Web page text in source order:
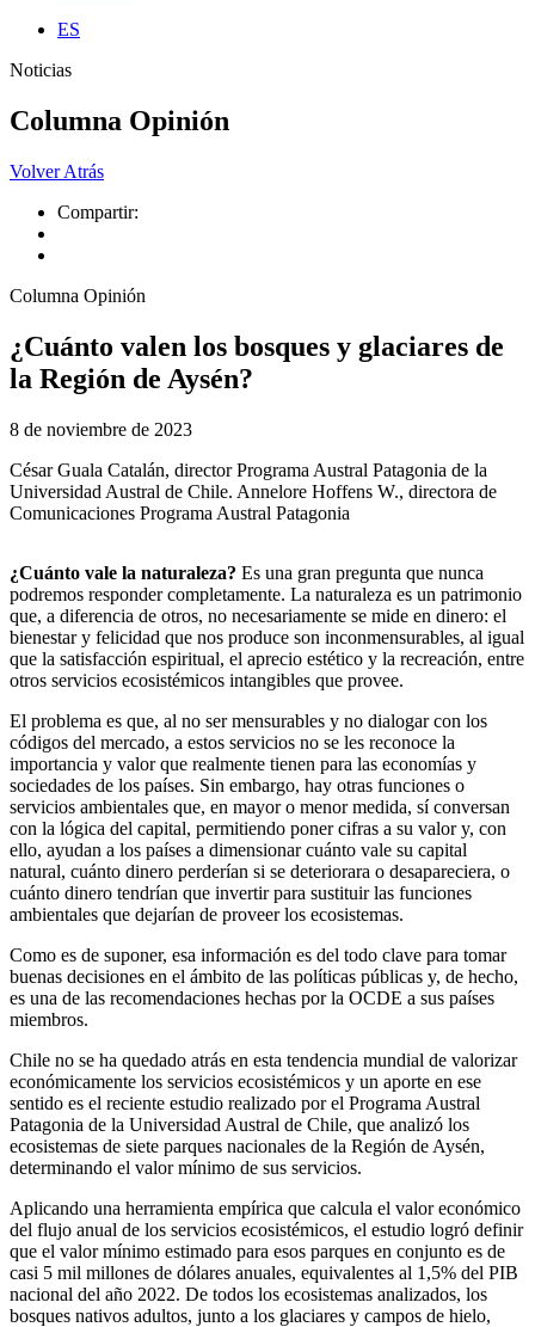
ES
Noticias
Columna Opinión
Volver Atrás
Compartir:
Columna Opinión
¿Cuánto valen los bosques y glaciares de
la Región de Aysén?
8 de noviembre de 2023
César Guala Catalán, director Programa Austral Patagonia de la
Universidad Austral de Chile. Annelore Hoffens W., directora de
Comunicaciones Programa Austral Patagonia
¿Cuánto vale la naturaleza? Es una gran pregunta que nunca
podremos responder completamente. La naturaleza es un patrimonio
que, a diferencia de otros, no necesariamente se mide en dinero: el
bienestar y felicidad que nos produce son inconmensurables, al igual
que la satisfacción espiritual, el aprecio estético y la recreación, entre
otros servicios ecosistémicos intangibles que provee.
El problema es que, al no ser mensurables y no dialogar con los
códigos del mercado, a estos servicios no se les reconoce la
importancia y valor que realmente tienen para las economías y
sociedades de los países. Sin embargo, hay otras funciones o
servicios ambientales que, en mayor o menor medida, sí conversan
con la lógica del capital, permitiendo poner cifras a su valor y, con
ello, ayudan a los países a dimensionar cuánto vale su capital
natural, cuánto dinero perderían si se deteriorara o desapareciera, o
cuánto dinero tendrían que invertir para sustituir las funciones
ambientales que dejarían de proveer los ecosistemas.
Como es de suponer, esa información es del todo clave para tomar
buenas decisiones en el ámbito de las políticas públicas y, de hecho,
es una de las recomendaciones hechas por la OCDE a sus países
miembros.
Chile no se ha quedado atrás en esta tendencia mundial de valorizar
económicamente los servicios ecosistémicos y un aporte en ese
sentido es el reciente estudio realizado por el Programa Austral
Patagonia de la Universidad Austral de Chile, que analizó los
ecosistemas de siete parques nacionales de la Región de Aysén,
determinando el valor mínimo de sus servicios.
Aplicando una herramienta empírica que calcula el valor económico
del flujo anual de los servicios ecosistémicos, el estudio logró definir
que el valor mínimo estimado para esos parques en conjunto es de
casi 5 mil millones de dólares anuales, equivalentes al 1,5% del PIB
nacional del año 2022. De todos los ecosistemas analizados, los
bosques nativos adultos, junto a los glaciares y campos de hielo,